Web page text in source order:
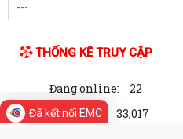
thành phố về việc Công bố danh
Hội Nông dân xã Vĩnh Bảo tích cực
THỐNG KÊ TRUY CẬP
Đang online: 22
Trong tuần:
33,017
Đã kết nối EMC